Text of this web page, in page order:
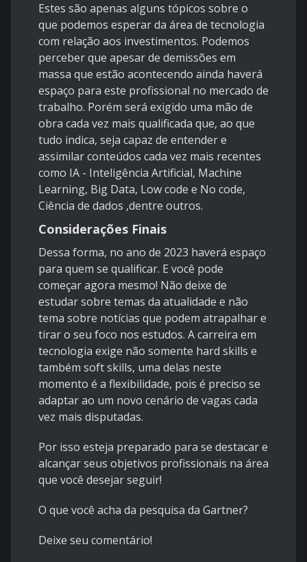
Estes são apenas alguns tópicos sobre o
que podemos esperar da área de tecnologia
com relação aos investimentos. Podemos
perceber que apesar de demissões em
massa que estão acontecendo ainda haverá
espaço para este profissional no mercado de
trabalho. Porém será exigido uma mão de
obra cada vez mais qualificada que, ao que
tudo indica, seja capaz de entender e
assimilar conteúdos cada vez mais recentes
como IA - Inteligência Artificial, Machine
Learning, Big Data, Low code e No code,
Ciência de dados ,dentre outros.
Considerações Finais
Dessa forma, no ano de 2023 haverá espaço
para quem se qualificar. E você pode
começar agora mesmo! Não deixe de
estudar sobre temas da atualidade e não
tema sobre notícias que podem atrapalhar e
tirar o seu foco nos estudos. A carreira em
tecnologia exige não somente hard skills e
também soft skills, uma delas neste
momento é a flexibilidade, pois é preciso se
adaptar ao um novo cenário de vagas cada
vez mais disputadas.
Por isso esteja preparado para se destacar e
alcançar seus objetivos profissionais na área
que você desejar seguir!
O que você acha da pesquisa da Gartner?
Deixe seu comentário!